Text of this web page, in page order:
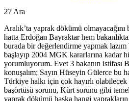
27 Ara
Aralık’ta yaprak dökümü
hatta Erdoğan Bayraktar hem
burada bir değerlendirme yapmak lazım
başlayıp 2004 MGK kararlarına kadar
yorumluyorum. Evet 3 bakanın istifası
konuşalım; Sayın Hüseyin Gülerce bu
Türkiye halkı için çok hayırlı
başörtüsü sorunu, Kürt sorunu gibi
yaprak dökümü başka hangi